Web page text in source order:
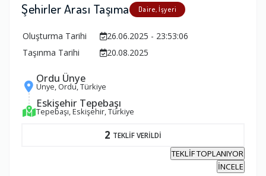
Şehirler Arası Taşıma Daire, İşyeri
Oluşturma Tarihi
26.06.2025 - 23:53:06
Taşınma Tarihi
20.08.2025
Ordu Ünye
Ünye, Ordu, Türkiye
Eskişehir Tepebaşı
Tepebaşı, Eskişehir, Türkiye
2 TEKLİF VERİLDİ
TEKLİF TOPLANIYOR
İNCELE